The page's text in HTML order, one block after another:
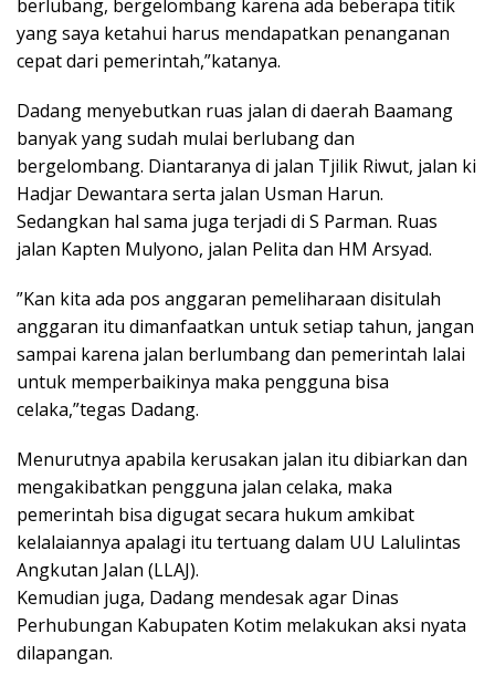
berlubang, bergelombang karena ada beberapa titik
yang saya ketahui harus mendapatkan penanganan
cepat dari pemerintah,”katanya.
Dadang menyebutkan ruas jalan di daerah Baamang
banyak yang sudah mulai berlubang dan
bergelombang. Diantaranya di jalan Tjilik Riwut, jalan ki
Hadjar Dewantara serta jalan Usman Harun.
Sedangkan hal sama juga terjadi di S Parman. Ruas
jalan Kapten Mulyono, jalan Pelita dan HM Arsyad.
”Kan kita ada pos anggaran pemeliharaan disitulah
anggaran itu dimanfaatkan untuk setiap tahun, jangan
sampai karena jalan berlumbang dan pemerintah lalai
untuk memperbaikinya maka pengguna bisa
celaka,”tegas Dadang.
Menurutnya apabila kerusakan jalan itu dibiarkan dan
mengakibatkan pengguna jalan celaka, maka
pemerintah bisa digugat secara hukum amkibat
kelalaiannya apalagi itu tertuang dalam UU Lalulintas
Angkutan Jalan (LLAJ).
Kemudian juga, Dadang mendesak agar Dinas
Perhubungan Kabupaten Kotim melakukan aksi nyata
dilapangan.